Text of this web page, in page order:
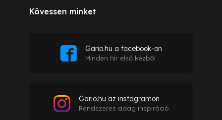
Kövessen minket
Gario.hu a facebook-on
Minden hír első kézből
Gario.hu az instagramon
Rendszeres adag inspiráció